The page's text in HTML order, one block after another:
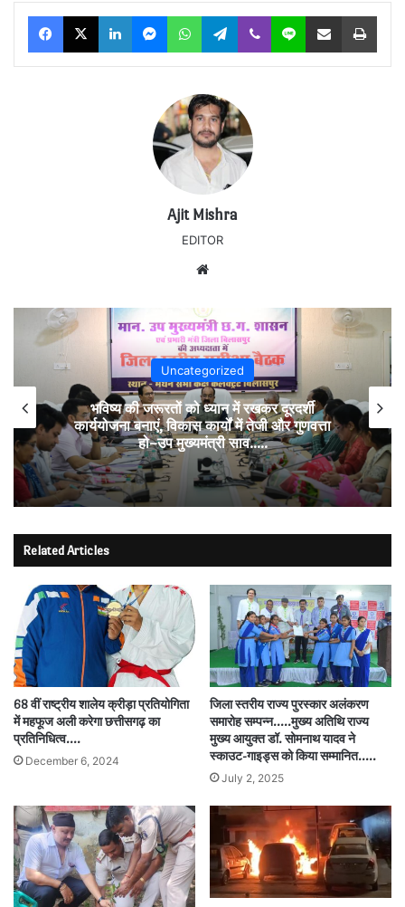
Facebook
X LinkedInMessengerWhatsAppTelegram
Viber Line Share via Email Print
Ajit Mishra
EDITOR
Uncategorized
भविष्य की जरूरतों को ध्यान में रखकर दूरदर्शी
कार्ययोजना बनाएं, विकास कार्यों में तेजी और गुणवत्ता
हो–उप मुख्यमंत्री साव…..
Related Articles
68 वीं राष्ट्रीय शालेय क्रीड़ा प्रतियोगिता
में महफूज अली करेगा छत्तीसगढ़ का
प्रतिनिधित्व….
December 6, 2024
जिला स्तरीय राज्य पुरस्कार अलंकरण
समारोह सम्पन्न…..मुख्य अतिथि राज्य
मुख्य आयुक्त डॉ. सोमनाथ यादव ने
स्काउट-गाइड्स को किया सम्मानित…..
July 2, 2025